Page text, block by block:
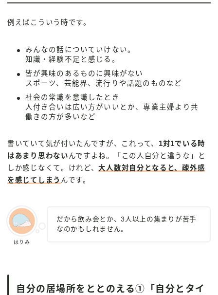
例えばこういう時です。
みんなの話についていけない。
知識・経験不足と感じる。
皆が興味のあるものに興味がない
スポーツ、芸能界、流行りや話題のものなど
社会の常識を意識したとき
人付き合いは広い方がいいとか、専業主婦より共
働きの方が多いなど
書いていて気が付いたんですが、これって、 1対1でいる時
はあまり思わない んですよね。「この人自分と違うな」と
しか感じなくて。けれど、大人数対自分となると、疎外感
を感じてしまう んです。
はりみ
だから飲み会とか、3人以上の集まりが苦手
なのかもしれません。
自分の居場所をととのえる①「自分とタイ